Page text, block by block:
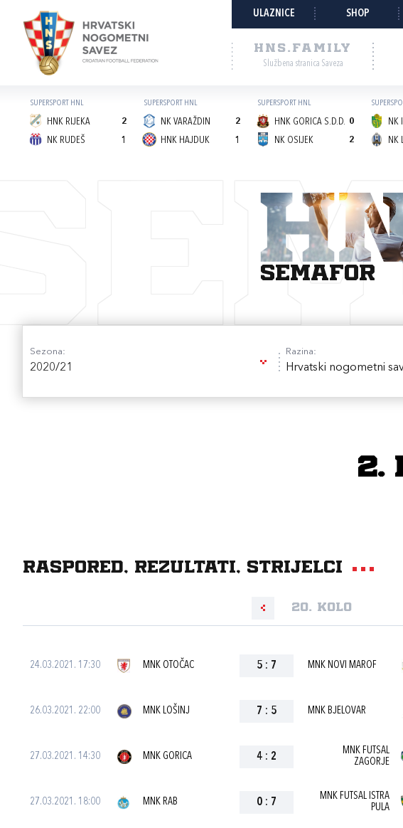
ULAZNICE SHOP
HNS.FAMILY
Službena stranica Saveza
SUPERSPORT HNL
HNK RIJEKA
2
1
NK RUDEŠ
SUPERSPORT HNL
NK VARAŽDIN
2
1
HNK HAJDUK
SUPERSPORT HNL
HNK GORICA S.D.D. 0
2
NK OSIJEK
NK
semafor
Sezona:
2020/21
Razina:
Hrvatski nogometni
2.
Raspored, rezultati, strijelci
20. kolo
24.03.2021. 17:30 MNK OTOČAC 5 : 7 MNK NOVI MAROF
26.03.2021. 22:00 MNK LOŠINJ 7 : 5 MNK BJELOVAR
27.03.2021. 14:30 MNK GORICA 4 : 2
MNK FUTSAL
ZAGORJE
27.03.2021. 18:00 MNK RAB 0 : 7
MNK FUTSAL ISTRA
PULA